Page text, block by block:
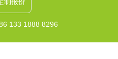
133 1888 8296